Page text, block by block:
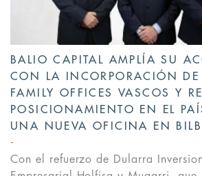
BALIO CAPITAL AMPLÍA SU
CON LA INCORPORACIÓN DE
FAMILY OFFICES VASCOS Y
POSICIONAMIENTO EN EL
UNA NUEVA OFICINA EN
Con el refuerzo de Dularra